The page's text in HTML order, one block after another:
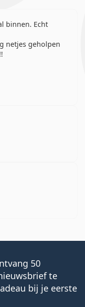
lang duurt het?
in?
binnen. Echt
netjes geholpen
van 5
van 5
van 5
50
te
bij je eerste